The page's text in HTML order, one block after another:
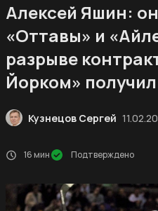
Алексей Яшин:
«Оттавы» и
разрыве
Йорком»
Кузнецов Сергей
16 мин Подтверждено